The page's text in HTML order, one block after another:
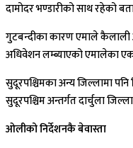
दामोदर भण्डारीको साथ रहेको
गुटबन्दीका कारण एमाले कैलाली
अधिवेशन लम्ब्याएको एमालेका
सुदूरपश्चिमका अन्य जिल्लामा
सुदूरपश्चिम अन्तर्गत दार्चुला
ओलीको निर्देशनकै बेवास्ता